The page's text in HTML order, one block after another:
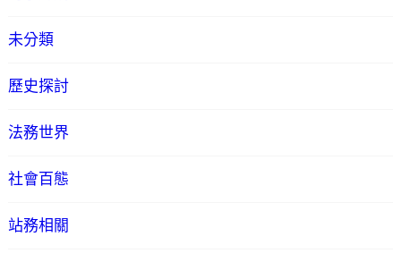
未分類
歷史探討
法務世界
社會百態
站務相關